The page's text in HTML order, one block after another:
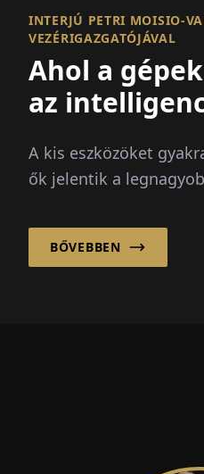
INTERJÚ PETRI MOISIO-
VEZÉRIGAZGATÓJÁVAL
Ahol a
az
A kis eszközöket
ők jelentik a
BŐVEBBEN